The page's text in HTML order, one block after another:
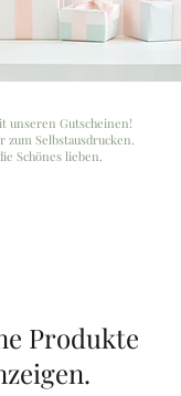
unseren Gutscheinen!
zum Selbstausdrucken.
Schönes lieben.
Produkte